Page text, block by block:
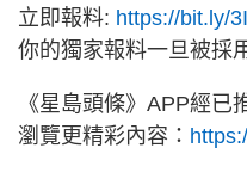
立即報料: https://bit.ly/
你的獨家報料一旦被採
《星島頭條》APP經已
瀏覽更精彩內容：